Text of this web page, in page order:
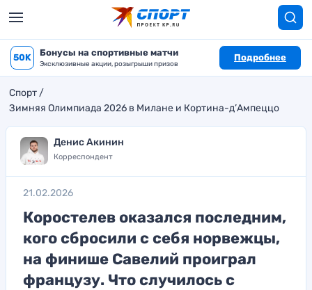
50K Бонусы на спортивные матчи
Эксклюзивные акции, розыгрыши призов
Подробнее
Спорт
Зимняя Олимпиада 2026 в Милане и Кортина-д’Ампеццо
Денис Акинин
Корреспондент
21.02.2026
Коростелев оказался последним,
кого сбросили с себя норвежцы,
на финише Савелий проиграл
французу. Что случилось с